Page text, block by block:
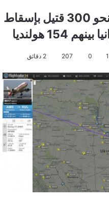
بالفيديو: مأساة جديدة.. نحو 300 قتيل بإسقاط
هولنديا
0
207